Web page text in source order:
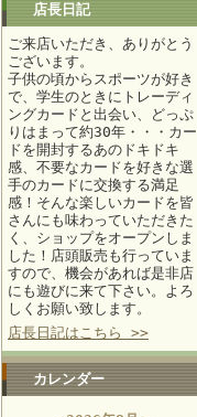
店長日記
ご来店いただき、ありがとう
ございます。
子供の頃からスポーツが好き
で、学生のときにトレーディ
ングカードと出会い、どっぷ
りはまって約30年・・・カー
ドを開封するあのドキドキ
感、不要なカードを好きな選
手のカードに交換する満足
感！そんな楽しいカードを皆
さんにも味わっていただきた
く、ショップをオープンしま
した！店頭販売も行っていま
すので、機会があれば是非店
にも遊びに来て下さい。よろ
しくお願い致します。
店長日記はこちら >>
カレンダー